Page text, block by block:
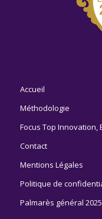
Accueil
Méthodologie
Focus Top Innovation,
Contact
Mentions Légales
Politique de
Palmarès général